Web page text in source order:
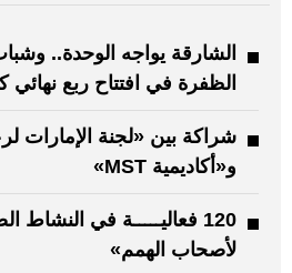
الشارقة يواجه الوحدة..
الظفرة في افتتاح ربع
شراكة بين «لجنة الإمارات
و«أكاديمية MST»
120 فعاليـــــة في
لأصحاب الهمم»